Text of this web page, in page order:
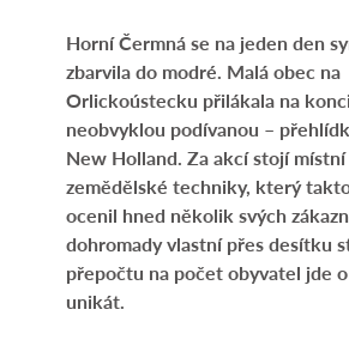
Horní Čermná se na jeden den
zbarvila do modré. Malá obec na
Orlickoústecku přilákala na
neobvyklou podívanou –
New Holland. Za akcí stojí
zemědělské techniky, který
ocenil hned několik svých
dohromady vlastní přes desítku
přepočtu na počet obyvatel jde
unikát.